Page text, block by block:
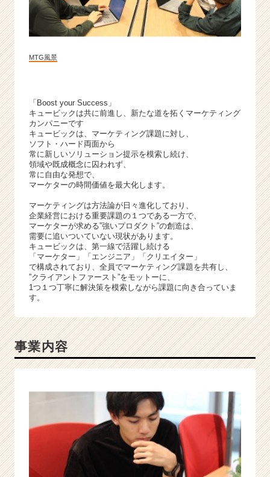
C
a
MTG風景
「Boost your Success」
キュービックは共に前進し、新たな道を拓くマーケティング
カンパニーです
キュービックは、マーケティング課題に対し、
ソフト・ハード両面から
常に新しいソリューション提示を模索し続け、
領域や既成概念に囚われず、
常に自由な発想で、
マーケターの時間価値を最大化します。
マーケティングは方法論が日々進化しており、
企業経営における重要課題の１つである一方で、
マーケターが求める”強いプロダクト”の創造は、
需要に追いついていない現状があります。
キュービックは、第一線で活躍し続ける
「マーケター」「エンジニア」「クリエイター」
で構成されており、全員でマーケティング課題を共有し、
”クライアントファースト”をモットーに、
1つ１つ丁寧に解決策を模索しながら課題に向き合っていま
す。
事業内容